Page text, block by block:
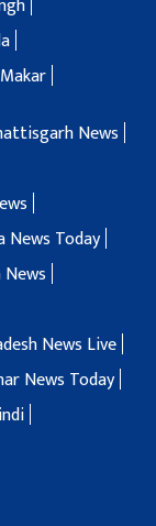
News
News Today
News Live
News Today